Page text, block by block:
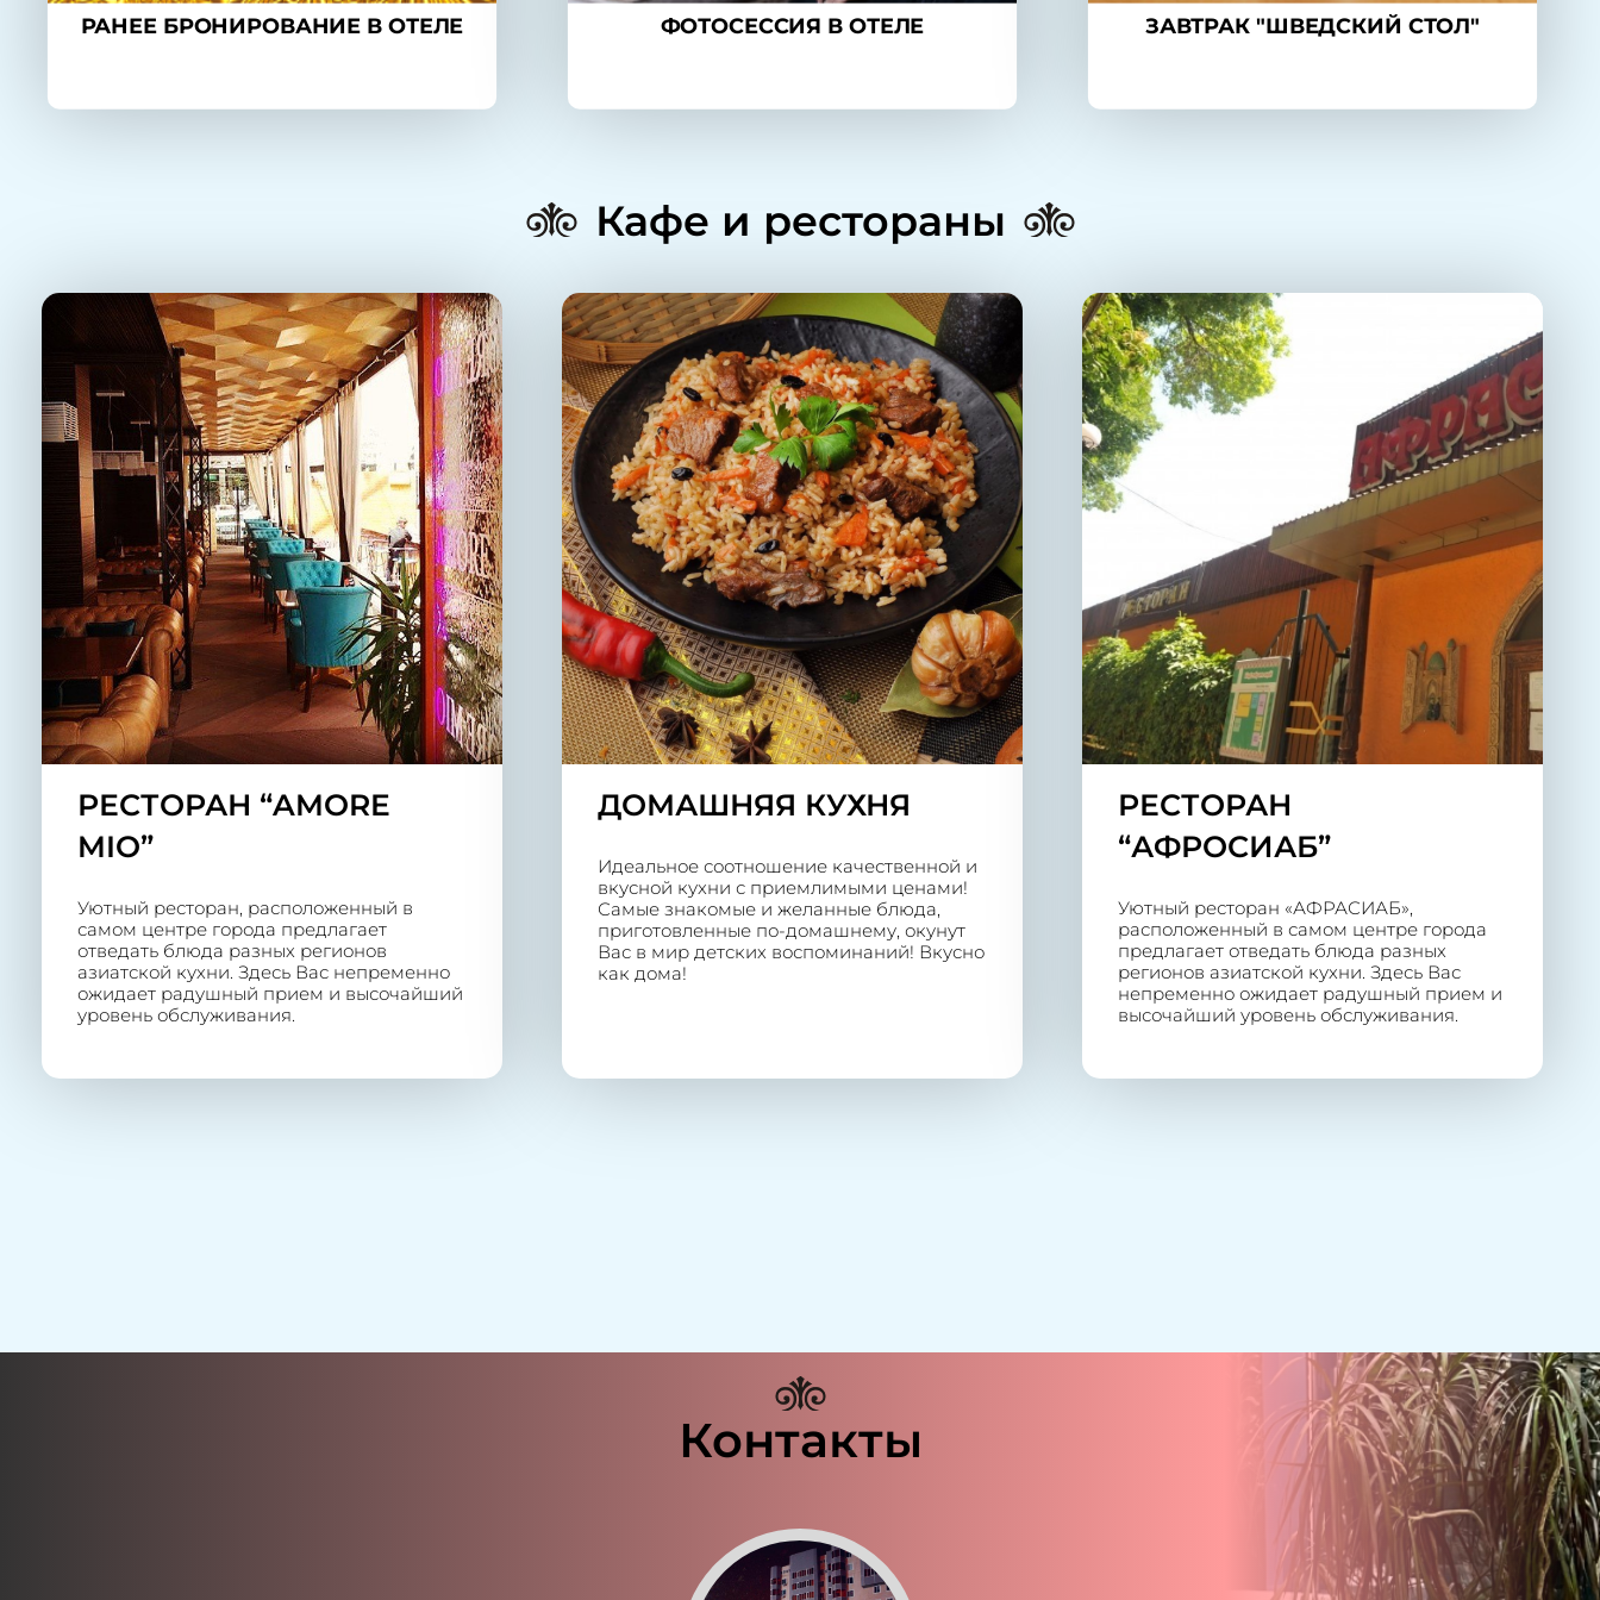
РАНЕЕ БРОНИРОВАНИЕ В ОТЕЛЕ ФОТОСЕССИЯ В ОТЕЛЕ ЗАВТРАК "ШВЕДСКИЙ СТОЛ"
Кафе и рестораны
РЕСТОРАН “AMORE
MIO”
Уютный ресторан, расположенный в
самом центре города предлагает
отведать блюда разных регионов
азиатской кухни. Здесь Вас непременно
ожидает радушный прием и высочайший
уровень обслуживания.
ДОМАШНЯЯ КУХНЯ
Идеальное соотношение качественной и
вкусной кухни с приемлимыми ценами!
Самые знакомые и желанные блюда,
приготовленные по-домашнему, окунут
Вас в мир детских воспоминаний! Вкусно
как дома!
РЕСТОРАН
“АФРОСИАБ”
Уютный ресторан «АФРАСИАБ»,
расположенный в самом центре города
предлагает отведать блюда разных
регионов азиатской кухни. Здесь Вас
непременно ожидает радушный прием и
высочайший уровень обслуживания.
Контакты